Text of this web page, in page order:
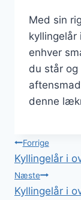
Med sin
kyllingelår
enhver
du står og
denne
Forrige
Kyllingelår i
Næste
Kyllingelår i